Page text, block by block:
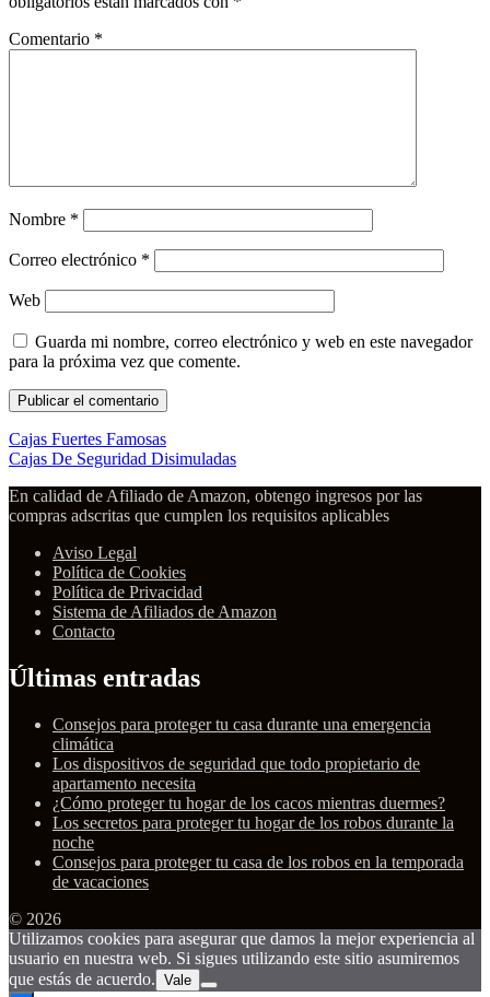
Comentario *
Nombre *
Correo electrónico *
Web
Guarda mi nombre, correo electrónico y web en este navegador
para la próxima vez que comente.
Cajas Fuertes Famosas
Cajas De Seguridad Disimuladas
En calidad de Afiliado de Amazon, obtengo ingresos por las
compras adscritas que cumplen los requisitos aplicables
Aviso Legal
Política de Cookies
Política de Privacidad
Sistema de Afiliados de Amazon
Contacto
Últimas entradas
Consejos para proteger tu casa durante una emergencia
climática
Los dispositivos de seguridad que todo propietario de
apartamento necesita
¿Cómo proteger tu hogar de los cacos mientras duermes?
Los secretos para proteger tu hogar de los robos durante la
noche
Consejos para proteger tu casa de los robos en la temporada
de vacaciones
© 2026
Utilizamos cookies para asegurar que damos la mejor experiencia al
usuario en nuestra web. Si sigues utilizando este sitio asumiremos
que estás de acuerdo. Vale